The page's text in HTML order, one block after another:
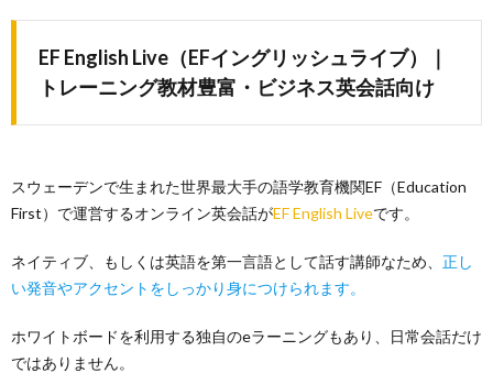
EF English Live（EFイングリッシュライブ）｜
トレーニング教材豊富・ビジネス英会話向け
スウェーデンで生まれた世界最大手の語学教育機関EF（Education
First）で運営するオンライン英会話がEF English Liveです。
ネイティブ、もしくは英語を第一言語として話す講師なため、 正し
い発音やアクセントをしっかり身につけられます。
ホワイトボードを利用する独自のeラーニングもあり、日常会話だけ
ではありません。